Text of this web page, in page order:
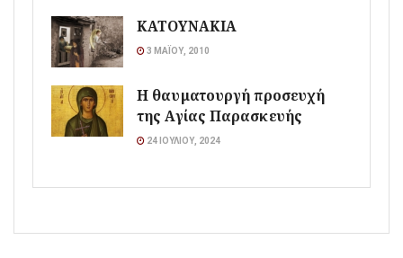
ΚΑΤΟΥΝΑΚΙΑ
3 ΜΑΪ́ΟΥ, 2010
Η θαυματουργή προσευχή
της Αγίας Παρασκευής
24 ΙΟΥΛΊΟΥ, 2024